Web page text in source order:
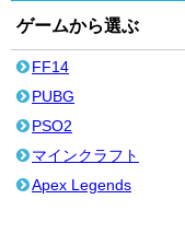
ゲームから選ぶ
FF14
PUBG
PSO2
マインクラフト
Apex Legends